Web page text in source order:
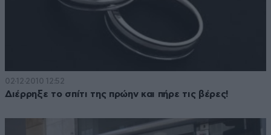
02·12·2010 12:52
Διέρρηξε το σπίτι της πρώην και πήρε τις βέρες!